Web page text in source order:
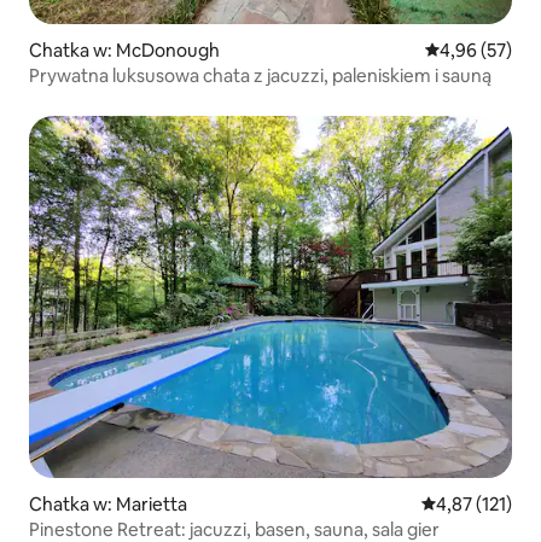
Chatka w: McDonough Średnia
4,96 (57)
Prywatna luksusowa chata z jacuzzi, paleniskiem i sauną
Chatka w: Marietta Średnia
4,87 (121)
Pinestone Retreat: jacuzzi, basen, sauna, sala gier